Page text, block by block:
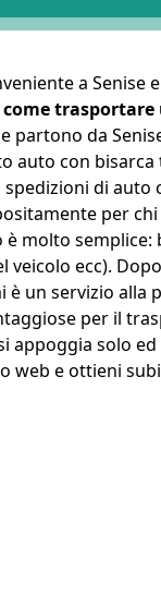
a Senise
come trasportare
da
auto con
di auto
per chi
molto
veicolo ecc).
è un servizio alla
per il
appoggia solo
web e ottieni